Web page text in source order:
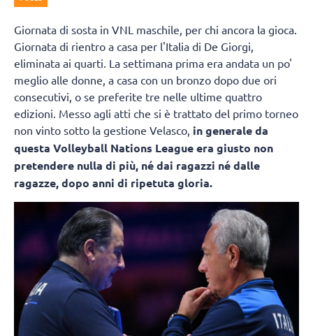
Giornata di sosta in VNL maschile, per chi ancora la gioca.
Giornata di rientro a casa per l'Italia di De Giorgi,
eliminata ai quarti. La settimana prima era andata un po'
meglio alle donne, a casa con un bronzo dopo due ori
consecutivi, o se preferite tre nelle ultime quattro
edizioni. Messo agli atti che si è trattato del primo torneo
non vinto sotto la gestione Velasco, in generale da
questa Volleyball Nations League era giusto non
pretendere nulla di più, né dai ragazzi né dalle
ragazze, dopo anni di ripetuta gloria.